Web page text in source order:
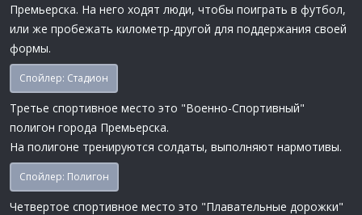
Премьерска. На него ходят люди, чтобы поиграть в футбол,
или же пробежать километр-другой для поддержания своей
формы.
Спойлер: Стадион
Третье спортивное место это "Военно-Спортивный"
полигон города Премьерска.
На полигоне тренируются солдаты, выполняют нармотивы.
Спойлер: Полигон
Четвертое спортивное место это "Плавательные дорожки"